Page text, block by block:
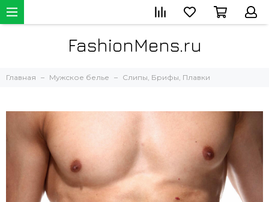
FashionMens.ru
Главная Мужское белье Слипы, Брифы, Плавки